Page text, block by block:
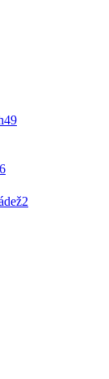
49
2